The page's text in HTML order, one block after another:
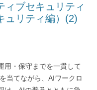
ィブセキュリティ
ュリティ編）(2)
用・保守までを一貫して
当てながら、AIワークロ